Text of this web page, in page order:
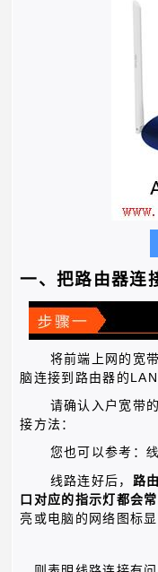
一、把路由器连
将前端上网的宽
脑连接到路由器的 LAN
请确认入户宽带
接方法：
您也可以参考：
线路连好后， 路
口对应的指示灯都会
亮或电脑的网络图标